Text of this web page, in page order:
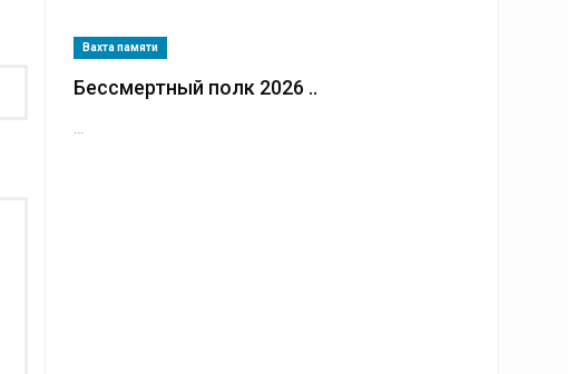
Вахта памяти
Бессмертный полк 2026 ..
...